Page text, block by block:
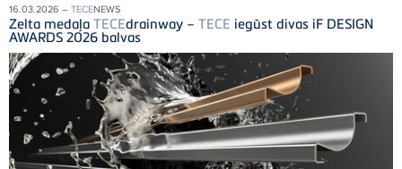
16.03.2026 – TECENEWS
Zelta medaļa TECEdrainway – TECE iegūst divas iF DESIGN
AWARDS 2026 balvas